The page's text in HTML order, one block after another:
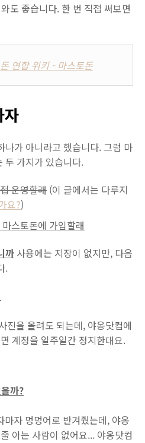
도 좋습니다. 한 번 직접 써보면
연합 위키 - 마스토돈
나가 아니라고 했습니다. 그럼 마
두 가지가 있습니다.
운영할래 (이 글에서는 다루지
요?)
스토돈에 가입할래
까 사용에는 지장이 없지만, 다음
.
진을 올려도 되는데, 야옹닷컴에
계정을 일주일간 정지한대요.
까?
자 멍멍어로 반겨줬는데, 야옹
아는 사람이 없어요... 야옹닷컴